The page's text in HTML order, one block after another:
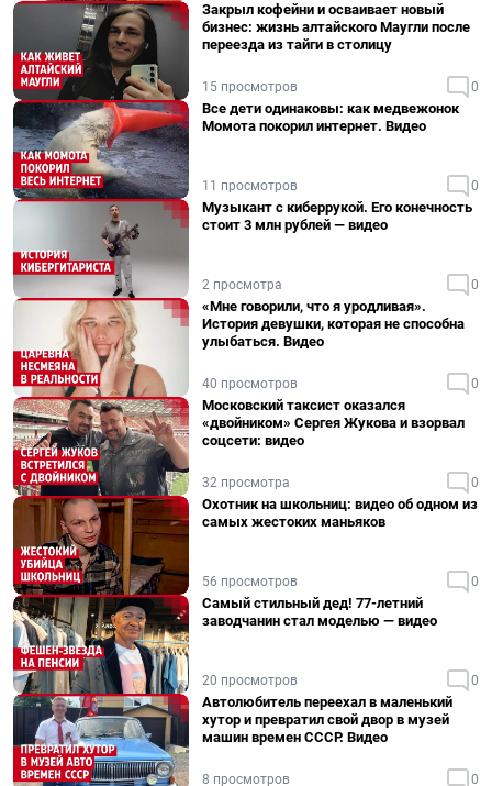
Закрыл кофейни и осваивает новый
бизнес: жизнь алтайского Маугли после
переезда из тайги в столицу
15 просмотров 0
Все дети одинаковы: как медвежонок
Момота покорил интернет. Видео
11 просмотров 0
Музыкант с киберрукой. Его конечность
стоит 3 млн рублей — видео
2 просмотра 0
«Мне говорили, что я уродливая».
История девушки, которая не способна
улыбаться. Видео
40 просмотров 0
Московский таксист оказался
«двойником» Сергея Жукова и взорвал
соцсети: видео
32 просмотра 0
Охотник на школьниц: видео об одном из
самых жестоких маньяков
56 просмотров 0
Самый стильный дед! 77-летний
заводчанин стал моделью — видео
20 просмотров 0
Автолюбитель переехал в маленький
хутор и превратил свой двор в музей
машин времен СССР. Видео
8 просмотров 0